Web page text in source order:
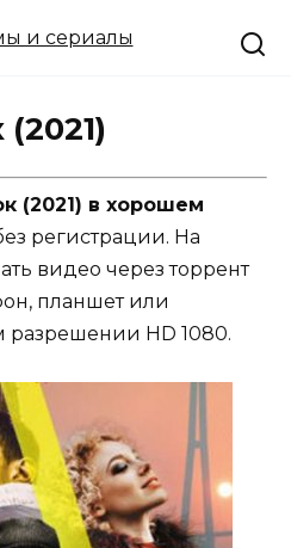
(2021) в хорошем
регистрации. На
видео через торрент
планшет или
HD 1080.